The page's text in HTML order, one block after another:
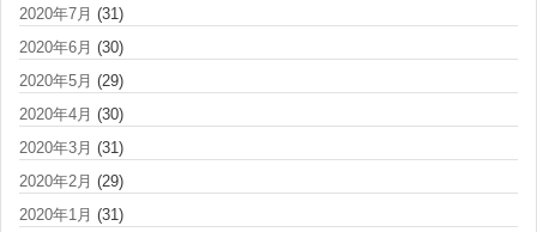
2020年7月 (31)
2020年6月 (30)
2020年5月 (29)
2020年4月 (30)
2020年3月 (31)
2020年2月 (29)
2020年1月 (31)